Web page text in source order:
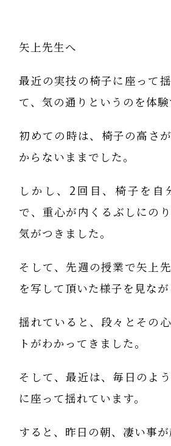
矢上先生へ
最近の実技の椅子に座って
て、気の通りというのを体験
初めての時は、椅子の高さ
からないままでした。
しかし、2回目、椅子を自
で、重心が内くるぶしにの
気がつきました。
そして、先週の授業で矢上
を写して頂いた様子を見な
揺れていると、段々とその
トがわかってきました。
そして、最近は、毎日のよ
に座って揺れています。
すると、昨日の朝、凄い事が